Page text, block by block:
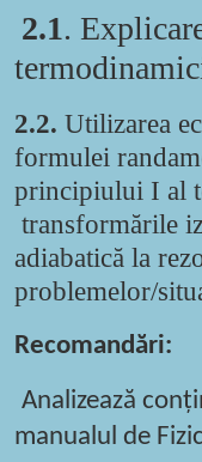
2.1.
2.2. Utilizarea
formulei
principiului I al
transformările
adiabatică la
problemelor/
Recomandări:
Analizează
manualul de